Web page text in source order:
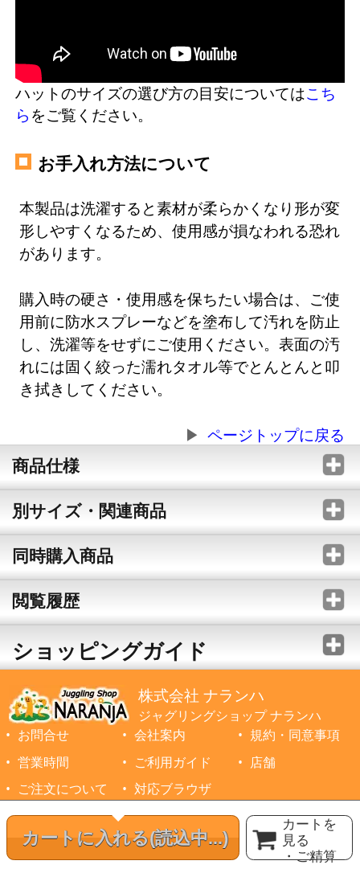
カートに入れる(読込中...)
カートを
見る
・ご精算
ハットのサイズの選び方の目安についてはこち
ら をご覧ください。
お手入れ方法について
本製品は洗濯すると素材が柔らかくなり形が変
形しやすくなるため、使用感が損なわれる恐れ
があります。
購入時の硬さ・使用感を保ちたい場合は、ご使
用前に防水スプレーなどを塗布して汚れを防止
し、洗濯等をせずにご使用ください。表面の汚
れには固く絞った濡れタオル等でとんとんと叩
き拭きしてください。
ページトップに戻る
商品仕様
別サイズ・関連商品
同時購入商品
閲覧履歴
ショッピングガイド
株式会社 ナランハ
ジャグリングショップ ナランハ
お問合せ
会社案内
規約・同意事項
営業時間
ご利用ガイド
店舗
ご注文について
対応ブラウザ
©1999-2026 NARANJA Inc. All Rights Reserved.